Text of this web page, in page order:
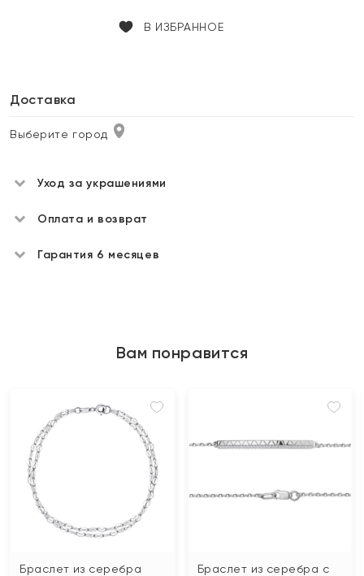
В ИЗБРАННОЕ
Доставка
Выберите город
Уход за украшениями
Оплата и возврат
Гарантия 6 месяцев
Вам понравится
Браслет из серебра
Браслет из серебра с